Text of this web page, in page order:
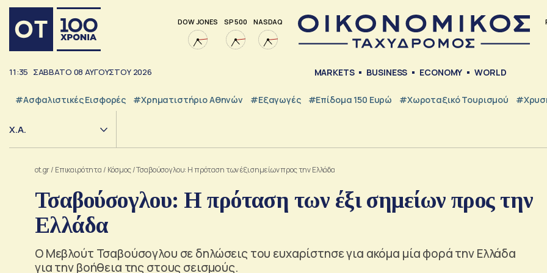
DOW JONES SP 500 NASDAQ
11:35 ΣΑΒΒΑΤΟ 08 ΑΥΓΟΥΣΤΟΥ 2026 MARKETS BUSINESS ECONOMY WORLD
#Ασφαλιστικές Εισφορές #Χρηματιστήριο Αθηνών #εξαγωγές #Επίδομα 150 Ευρώ #Χωροταξικό Τουρισμού
Χ.Α.
ot.gr/ Επικαιρότητα / Κόσμος/Τσαβούσογλου: Η πρόταση των έξι σημείων προς την Ελλάδα
Τσαβούσογλου: Η πρόταση των έξι σημείων προς την
Ελλάδα
Ο Μεβλούτ Τσαβούσογλου σε δηλώσεις του ευχαρίστησε για ακόμα μία φορά την Ελλάδα
για την βοήθεια της στους σεισμούς.